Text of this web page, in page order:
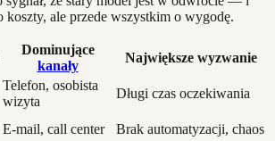
ale przede wszystkim o wygodę.
Dominujące
kanały
Największe wyzwanie
Telefon, osobista
wizyta
Długi czas oczekiwania
E-mail, call center Brak automatyzacji, chaos